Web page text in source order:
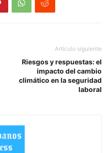
Artículo siguiente
Riesgos y respuestas: el
impacto del cambio
climático en la seguridad
laboral